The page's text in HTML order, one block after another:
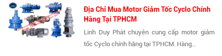
Địa Chỉ Mua Motor Giảm Tốc Cyclo Chính
Hãng Tại TPHCM
Linh Duy Phát chuyên cung cấp motor giảm
tốc Cyclo chính hãng tại TPHCM. Hàng...